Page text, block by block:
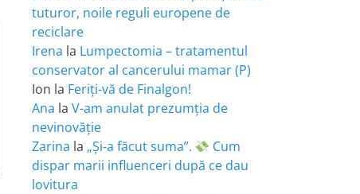
tuturor, noile reguli europene de
reciclare
Irena la Lumpectomia – tratamentul
conservator al cancerului mamar (P)
Ion la Feriţi-vă de Finalgon!
Ana la V-am anulat prezumția de
nevinovăție
Zarina la „Și-a făcut suma”.
Cum
dispar marii influenceri după ce dau
lovitura